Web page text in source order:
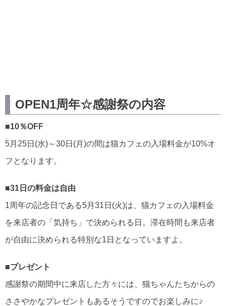
OPEN1周年☆感謝祭の内容
■10％OFF
5月25日(水)～30日(月)の間は猫カフェの入場料金が10%オ
フとなります。
■31日の料金は自由
1周年の記念日である5月31日(火)は、猫カフェの入場料金
を来店者の「気持ち」で決められる日。滞在時間も来店者
が自由に決められる特別な1日となっていますよ。
■プレゼント
感謝祭の期間中に来店した方々には、猫ちゃんたちからの
ささやかなプレゼントもあるそうですのでお楽しみに♪